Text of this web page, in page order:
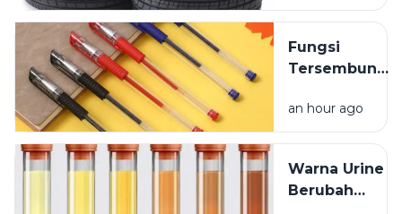
yang
Dipikirkan
Fungsi
Tersembunyi
pada Tutup
Pulpen
an hour ago
Warna Urine
Berubah